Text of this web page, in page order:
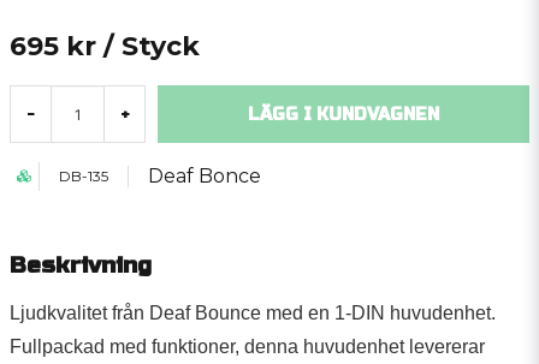
695 kr / Styck
- + LÄGG I KUNDVAGNEN
DB-135 Deaf Bonce
Beskrivning
Ljudkvalitet från Deaf Bounce med en 1-DIN huvudenhet.
Fullpackad med funktioner, denna huvudenhet levererar